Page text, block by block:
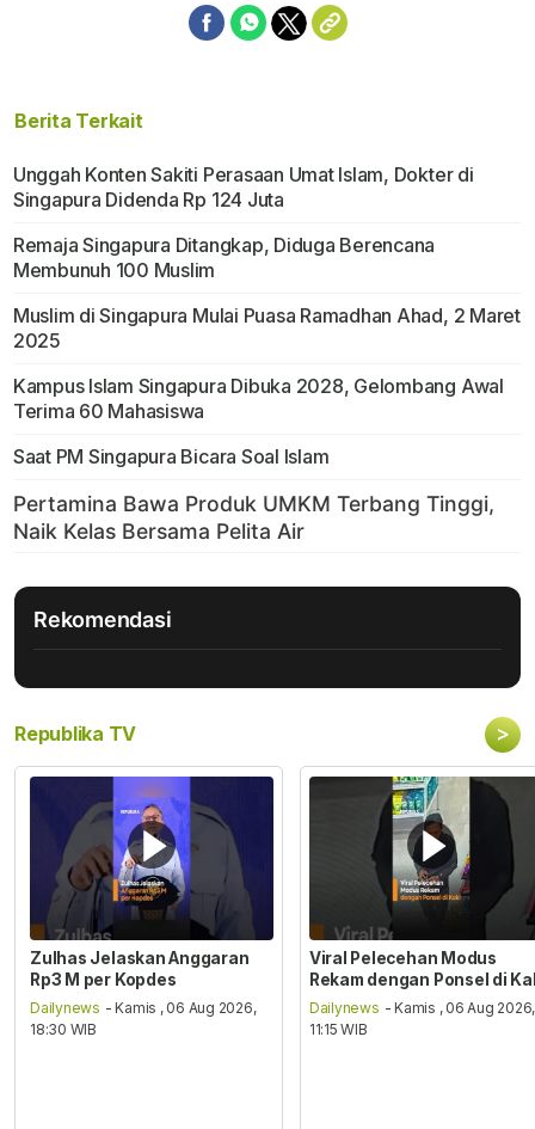
Berita Terkait
Unggah Konten Sakiti Perasaan Umat Islam, Dokter di
Singapura Didenda Rp 124 Juta
Remaja Singapura Ditangkap, Diduga Berencana
Membunuh 100 Muslim
Muslim di Singapura Mulai Puasa Ramadhan Ahad, 2 Maret
2025
Kampus Islam Singapura Dibuka 2028, Gelombang Awal
Terima 60 Mahasiswa
Saat PM Singapura Bicara Soal Islam
Rekomendasi
Republika TV >
Zulhas Jelaskan Anggaran
Rp3 M per Kopdes
Dailynews - Kamis , 06 Aug 2026,
18:30 WIB
Viral Pelecehan Modus
Rekam dengan Ponsel di
Dailynews - Kamis , 06 Aug 2026,
11:15 WIB